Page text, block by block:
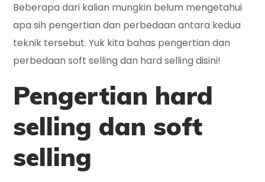
Beberapa dari kalian mungkin belum mengetahui
apa sih pengertian dan perbedaan antara kedua
teknik tersebut. Yuk kita bahas pengertian dan
perbedaan soft selling dan hard selling disini!
Pengertian hard
selling dan soft
selling